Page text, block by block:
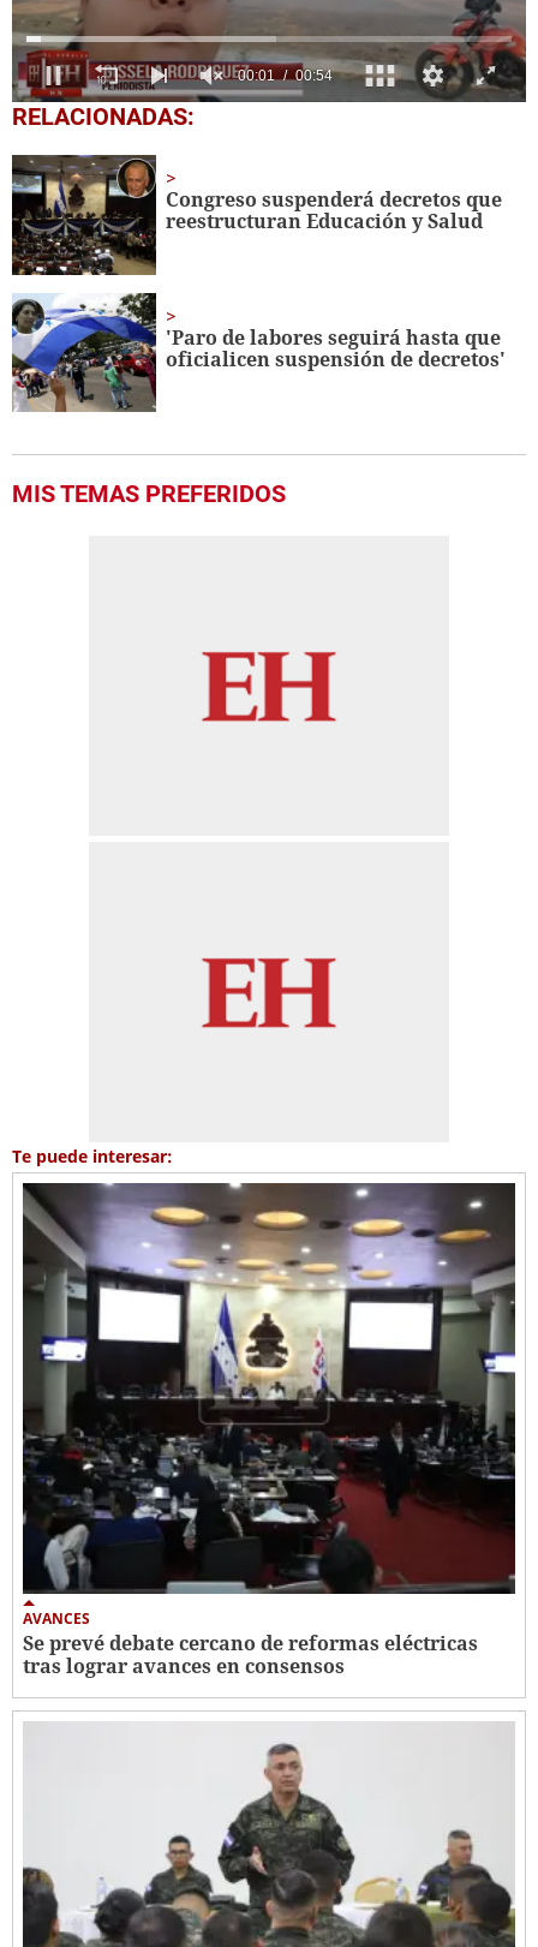
0
seconds
54
seconds
RELACIONADAS:
Congreso suspenderá decretos que
reestructuran Educación y Salud
'Paro de labores seguirá hasta que
oficialicen suspensión de decretos'
MIS TEMAS PREFERIDOS
Te puede interesar:
AVANCES
Se prevé debate cercano de reformas eléctricas
tras lograr avances en consensos